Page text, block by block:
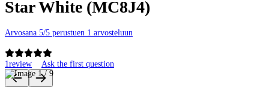
Star White (MC8J4)
Arvosana 5/5 perustuen 1 arvosteluun
1review Ask the first question